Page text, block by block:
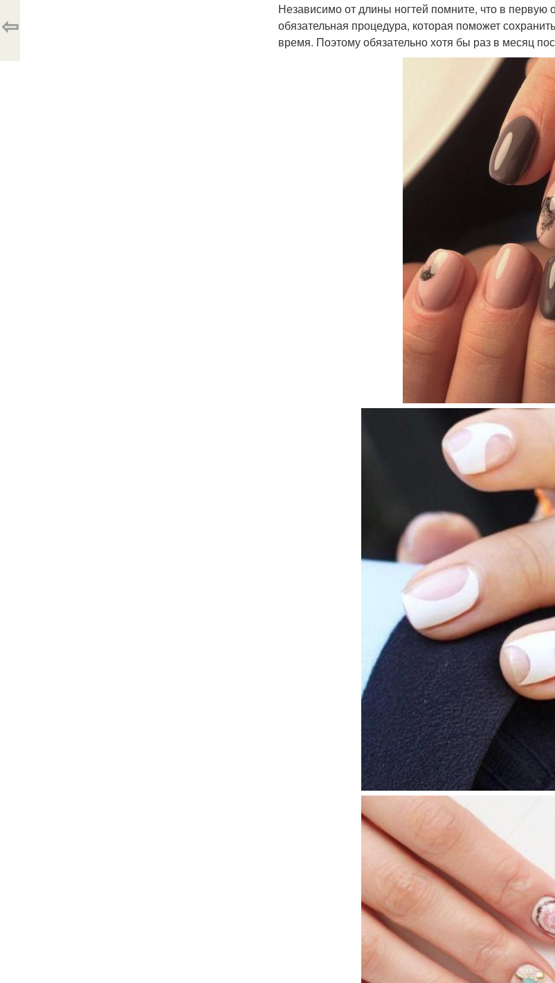
Независимо от длины ногтей помните, что в
обязательная процедура, которая поможет
время. Поэтому обязательно хотя бы раз в месяц
⇦